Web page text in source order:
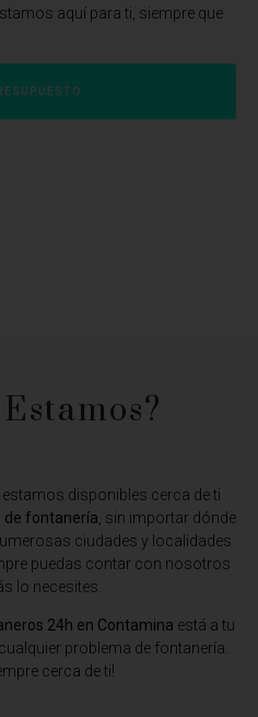
aquí para ti, siempre que
disponibles cerca de ti
de fontanería , sin importar dónde
ciudades y localidades
puedas contar con nosotros
lo necesites.
24h en Contamina está a tu
problema de fontanería.
cerca de ti!